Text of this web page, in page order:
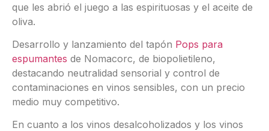
que les abrió el juego a las espirituosas y el aceite de
oliva.
Desarrollo y lanzamiento del tapón Pops para
espumantes de Nomacorc, de biopolietileno,
destacando neutralidad sensorial y control de
contaminaciones en vinos sensibles, con un precio
medio muy competitivo.
En cuanto a los vinos desalcoholizados y los vinos